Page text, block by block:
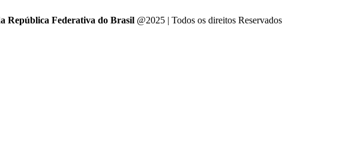
República Federativa do Brasil@2025 | Todos os direitos Reservados